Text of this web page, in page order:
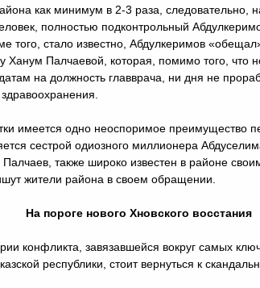
как минимум в 2-3 раза, следовательно,
полностью подконтрольный
того, стало известно, Абдулкеримов
Ханум Палчаевой, которая, помимо того, что
на должность главврача, ни дня не
имеется одно неоспоримое преимущество
сестрой одиозного миллионера
Палчаев, также широко известен в районе
жители района в своем обращении.
На пороге нового Хновского восстания
конфликта, завязавшейся вокруг самых
республики, стоит вернуться к